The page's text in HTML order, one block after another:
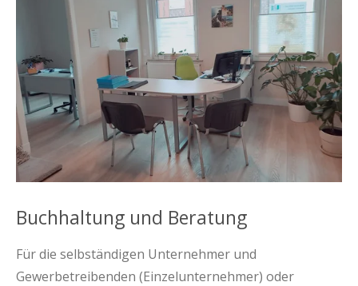
Buchhaltung und Beratung
Für die selbständigen Unternehmer und
Gewerbetreibenden (Einzelunternehmer) oder